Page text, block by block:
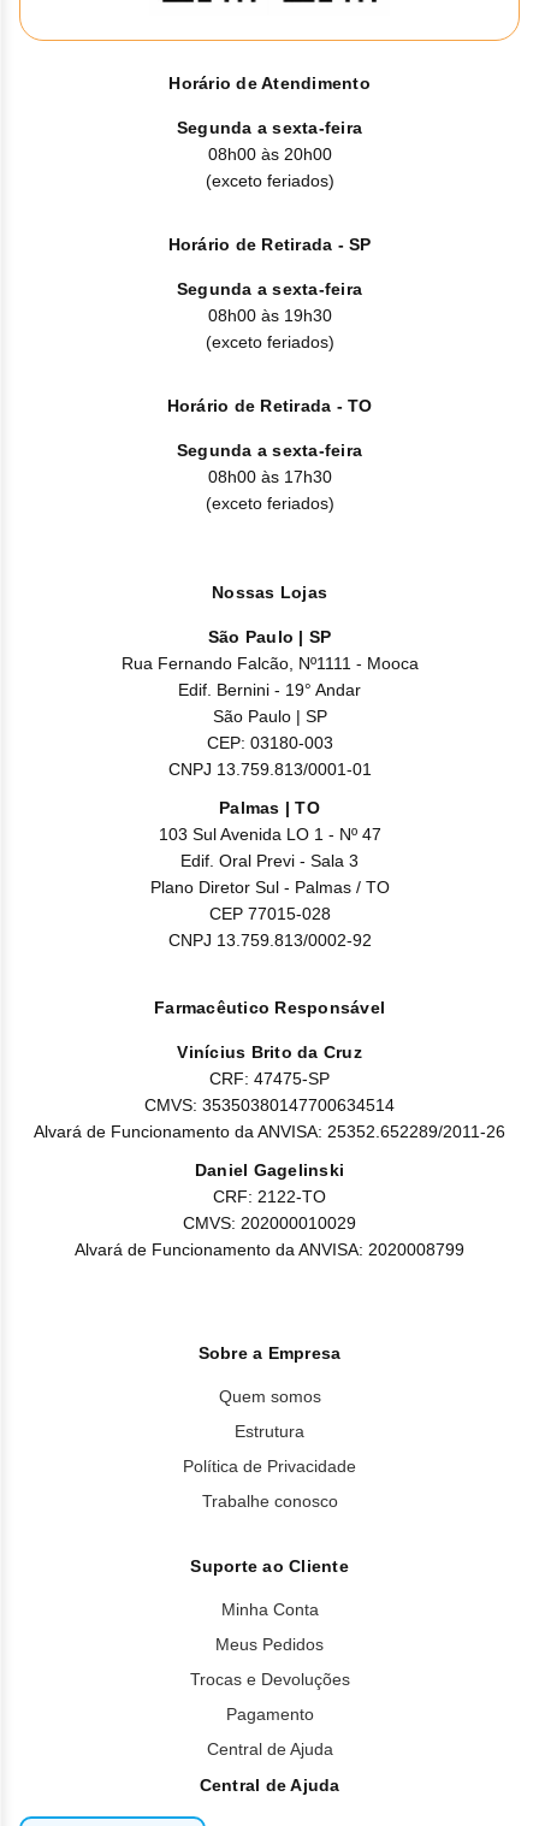
Horário de Atendimento
Segunda a sexta-feira
08h00 às 20h00
(exceto feriados)
Horário de Retirada - SP
Segunda a sexta-feira
08h00 às 19h30
(exceto feriados)
Horário de Retirada - TO
Segunda a sexta-feira
08h00 às 17h30
(exceto feriados)
Nossas Lojas
São Paulo | SP
Rua Fernando Falcão, Nº1111 - Mooca
Edif. Bernini - 19° Andar
São Paulo | SP
CEP: 03180-003
CNPJ 13.759.813/0001-01
Palmas | TO
103 Sul Avenida LO 1 - Nº 47
Edif. Oral Previ - Sala 3
Plano Diretor Sul - Palmas / TO
CEP 77015-028
CNPJ 13.759.813/0002-92
Farmacêutico Responsável
Vinícius Brito da Cruz
CRF: 47475-SP
CMVS: 35350380147700634514
Alvará de Funcionamento da ANVISA: 25352.652289/2011-26
Daniel Gagelinski
CRF: 2122-TO
CMVS: 202000010029
Alvará de Funcionamento da ANVISA: 2020008799
Sobre a Empresa
Quem somos
Estrutura
Política de Privacidade
Trabalhe conosco
Suporte ao Cliente
Minha Conta
Meus Pedidos
Trocas e Devoluções
Pagamento
Central de Ajuda
Central de Ajuda